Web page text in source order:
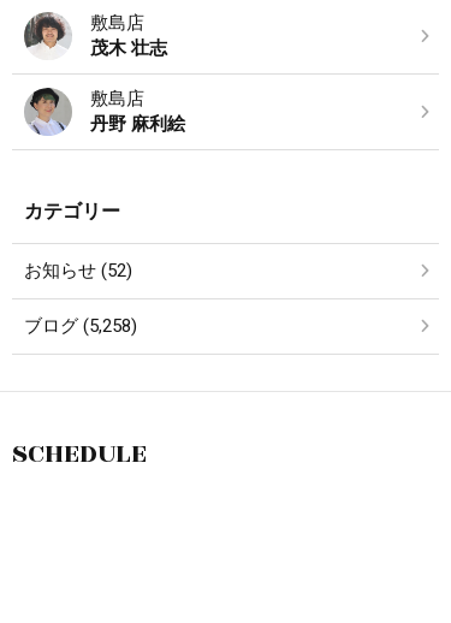
敷島店
茂木 壮志
敷島店
丹野 麻利絵
カテゴリー
お知らせ (52)
ブログ (5,258)
SCHEDULE